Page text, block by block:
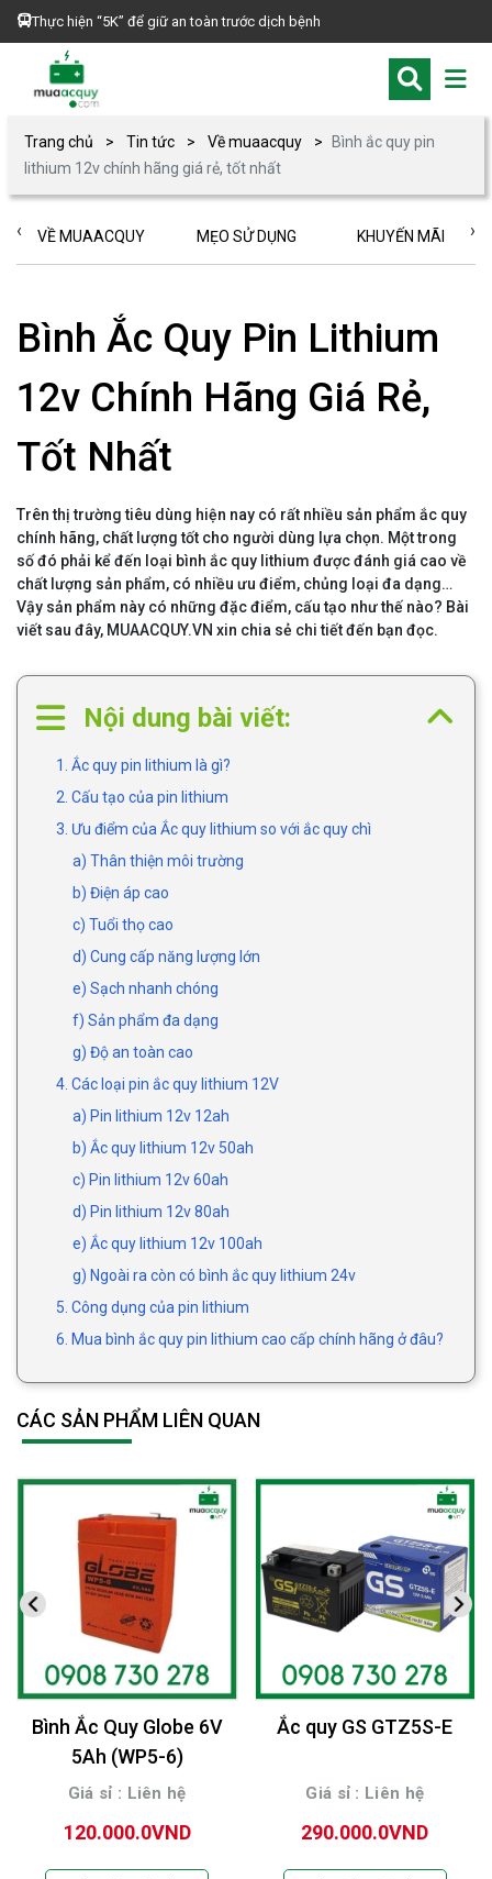
Thực hiện “5K” để giữ an toàn trước dịch bệnh
Trang chủ Tin tức Về muaacquy
Bình ắc quy pin
lithium 12v chính hãng giá rẻ, tốt nhất
VỀ MUAACQUY MẸO SỬ DỤNG KHUYẾN MÃI
‹ ›
Bình Ắc Quy Pin Lithium
12v Chính Hãng Giá Rẻ,
Tốt Nhất
Trên thị trường tiêu dùng hiện nay có rất nhiều sản phẩm ắc quy
chính hãng, chất lượng tốt cho người dùng lựa chọn. Một trong
số đó phải kể đến loại bình ắc quy lithium được đánh giá cao về
chất lượng sản phẩm, có nhiều ưu điểm, chủng loại đa dạng…
Vậy sản phẩm này có những đặc điểm, cấu tạo như thế nào? Bài
viết sau đây, MUAACQUY.VN xin chia sẻ chi tiết đến bạn đọc.
Nội dung bài viết:
1. Ắc quy pin lithium là gì?
2. Cấu tạo của pin lithium
3. Ưu điểm của Ắc quy lithium so với ắc quy chì
a) Thân thiện môi trường
b) Điện áp cao
c) Tuổi thọ cao
d) Cung cấp năng lượng lớn
e) Sạch nhanh chóng
f) Sản phẩm đa dạng
g) Độ an toàn cao
4. Các loại pin ắc quy lithium 12V
a) Pin lithium 12v 12ah
b) Ắc quy lithium 12v 50ah
c) Pin lithium 12v 60ah
d) Pin lithium 12v 80ah
e) Ắc quy lithium 12v 100ah
g) Ngoài ra còn có bình ắc quy lithium 24v
5. Công dụng của pin lithium
6. Mua bình ắc quy pin lithium cao cấp chính hãng ở đâu?
CÁC SẢN PHẨM LIÊN QUAN
Bình Ắc Quy Globe 6V
5Ah (WP5-6)
Giá sỉ : Liên hệ
120.000.0VND
Ắc quy GS GTZ5S-E
Giá sỉ : Liên hệ
290.000.0VND